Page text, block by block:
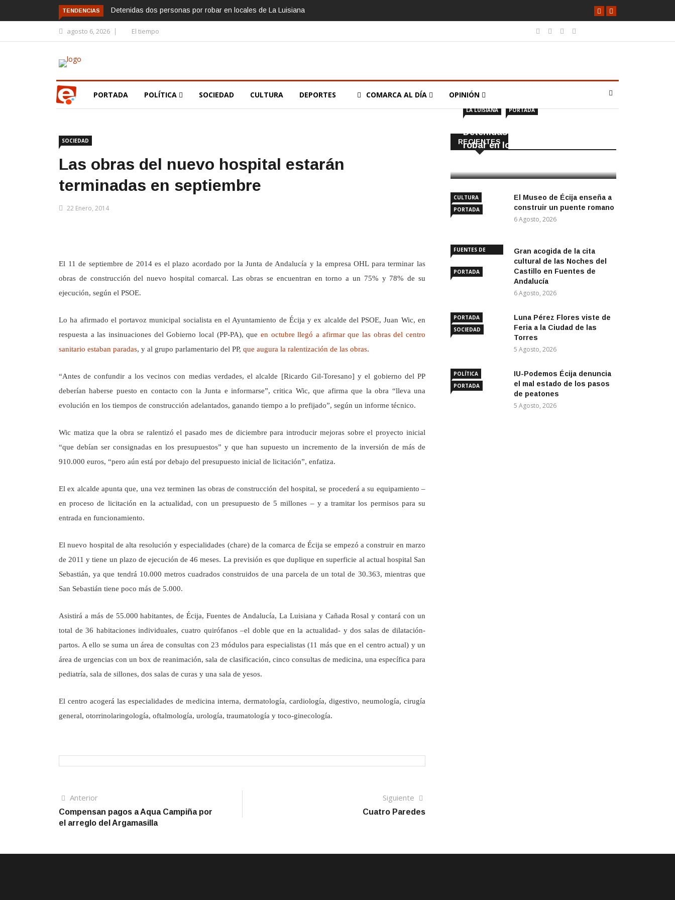
TENDENCIAS Detenidas dos personas por robar en locales de La Luisiana
agosto 6, 2026 El tiempo
PORTADA POLÍTICA SOCIEDAD CULTURA DEPORTES COMARCA AL DÍA OPINIÓN
SOCIEDAD
Las obras del nuevo hospital estarán
terminadas en septiembre
22 Enero, 2014
El 11 de septiembre de 2014 es el plazo acordado por la Junta de Andalucía y la empresa OHL para terminar las
obras de construcción del nuevo hospital comarcal. Las obras se encuentran en torno a un 75% y 78% de su
ejecución, según el PSOE.
Lo ha afirmado el portavoz municipal socialista en el Ayuntamiento de Écija y ex alcalde del PSOE, Juan Wic, en
respuesta a las insinuaciones del Gobierno local (PP-PA), que en octubre llegó a afirmar que las obras del centro
sanitario estaban paradas, y al grupo parlamentario del PP, que augura la ralentización de las obras.
“Antes de confundir a los vecinos con medias verdades, el alcalde [Ricardo Gil-Toresano] y el gobierno del PP
deberían haberse puesto en contacto con la Junta e informarse”, critica Wic, que afirma que la obra “lleva una
evolución en los tiempos de construcción adelantados, ganando tiempo a lo prefijado”, según un informe técnico.
Wic matiza que la obra se ralentizó el pasado mes de diciembre para introducir mejoras sobre el proyecto inicial
“que debían ser consignadas en los presupuestos” y que han supuesto un incremento de la inversión de más de
910.000 euros, “pero aún está por debajo del presupuesto inicial de licitación”, enfatiza.
El ex alcalde apunta que, una vez terminen las obras de construcción del hospital, se procederá a su equipamiento –
en proceso de licitación en la actualidad, con un presupuesto de 5 millones – y a tramitar los permisos para su
entrada en funcionamiento.
El nuevo hospital de alta resolución y especialidades (chare) de la comarca de Écija se empezó a construir en marzo
de 2011 y tiene un plazo de ejecución de 46 meses. La previsión es que duplique en superficie al actual hospital San
Sebastián, ya que tendrá 10.000 metros cuadrados construidos de una parcela de un total de 30.363, mientras que
San Sebastián tiene poco más de 5.000.
Asistirá a más de 55.000 habitantes, de Écija, Fuentes de Andalucía, La Luisiana y Cañada Rosal y contará con un
total de 36 habitaciones individuales, cuatro quirófanos –el doble que en la actualidad- y dos salas de dilatación-
partos. A ello se suma un área de consultas con 23 módulos para especialistas (11 más que en el centro actual) y un
área de urgencias con un box de reanimación, sala de clasificación, cinco consultas de medicina, una específica para
pediatría, sala de sillones, dos salas de curas y una sala de yesos.
El centro acogerá las especialidades de medicina interna, dermatología, cardiología, digestivo, neumología, cirugía
general, otorrinolaringología, oftalmología, urología, traumatología y toco-ginecología.
Navegación
de
AnteriorArtículo
anterior
Compensan pagos a Aqua Campiña por
el arreglo del Argamasilla
Siguiente
artículo
Cuatro Paredes
RECIENTES
LA LUISIANA PORTADA
Detenidas dos personas por
robar en locales de La Luisiana
CULTURA
PORTADA
El Museo de Écija enseña a
construir un puente romano
6 Agosto, 2026
FUENTES DE
PORTADA
Gran acogida de la cita
cultural de las Noches del
Castillo en Fuentes de
Andalucía
6 Agosto, 2026
PORTADA
SOCIEDAD
Luna Pérez Flores viste de
Feria a la Ciudad de las
Torres
5 Agosto, 2026
POLÍTICA
PORTADA
IU-Podemos Écija denuncia
el mal estado de los pasos
de peatones
5 Agosto, 2026